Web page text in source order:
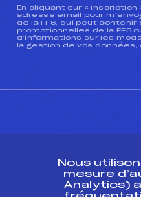
En cliquant sur « inscription
adresse email pour
de la FFS, qui peut
promotionnelles de la FFS
d’informations sur les
la gestion de vos données,
Nous
mesure
Analytics)